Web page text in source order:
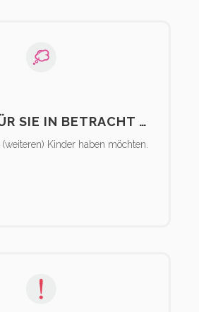
SIE IN BETRACHT …
Kinder haben möchten.